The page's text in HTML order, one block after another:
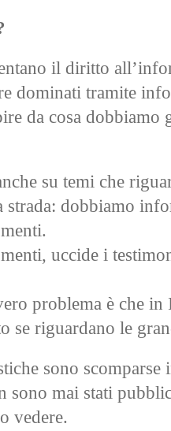
il diritto
dominati tramite
da cosa dobbiamo
su temi che
dobbiamo
uccide i
problema è che
se riguardano le
sono scomparse
sono mai stati
vedere.